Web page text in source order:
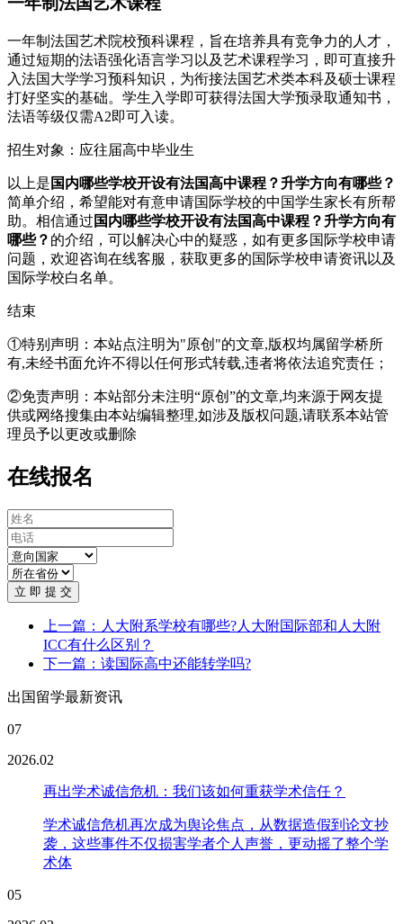
一年制法国艺术院校预科课程，旨在培养具有竞争力的人才，
通过短期的法语强化语言学习以及艺术课程学习，即可直接升
入法国大学学习预科知识，为衔接法国艺术类本科及硕士课程
打好坚实的基础。学生入学即可获得法国大学预录取通知书，
法语等级仅需A2即可入读。
招生对象：应往届高中毕业生
以上是 国内哪些学校开设有法国高中课程？升学方向有哪些？
简单介绍，希望能对有意申请国际学校的中国学生家长有所帮
助。相信通过 国内哪些学校开设有法国高中课程？升学方向有
哪些？ 的介绍，可以解决心中的疑惑，如有更多国际学校申请
问题，欢迎咨询在线客服 ，获取更多的国际学校申请资讯以及
国际学校白名单。
结束
①特别声明：本站点注明为"原创"的文章,版权均属留学桥所
有,未经书面允许不得以任何形式转载,违者将依法追究责任；
②免责声明：本站部分未注明“原创”的文章,均来源于网友提
供或网络搜集由本站编辑整理,如涉及版权问题,请联系本站管
理员予以更改或删除
在线报名
立 即 提 交
上一篇：人大附系学校有哪些?人大附国际部和人大附
ICC有什么区别？
下一篇：读国际高中还能转学吗?
出国留学最新资讯
07
2026.02
再出学术诚信危机：我们该如何重获学术信任？
学术诚信危机再次成为舆论焦点，从数据造假到论文抄
袭，这些事件不仅损害学者个人声誉，更动摇了整个学
术体
05